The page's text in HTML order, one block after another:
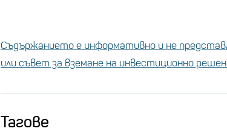
Съдържанието е информативно и не
или съвет за вземане на инвестиционно
Тагове